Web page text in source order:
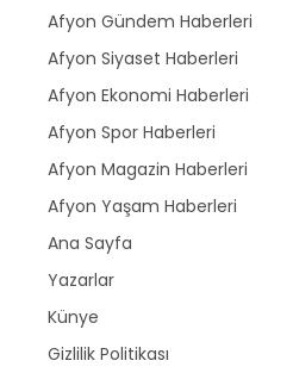
Afyon Gündem Haberleri
Afyon Siyaset Haberleri
Afyon Ekonomi Haberleri
Afyon Spor Haberleri
Afyon Magazin Haberleri
Afyon Yaşam Haberleri
Ana Sayfa
Yazarlar
Künye
Gizlilik Politikası